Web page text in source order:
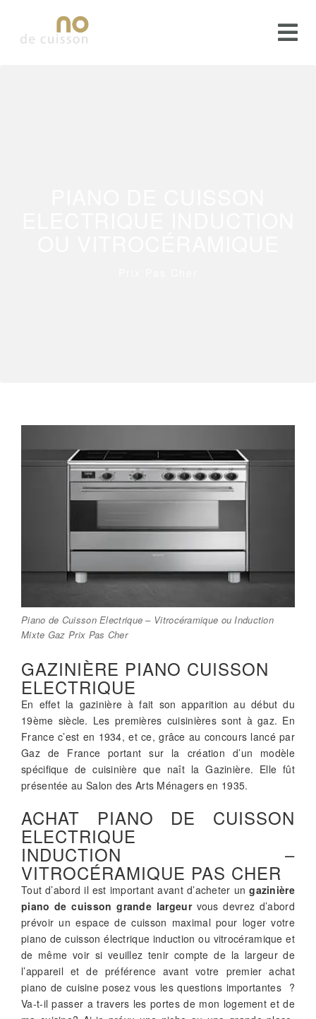
Piano de Cuisson Electrique – Vitrocéramique ou Induction
Mixte Gaz Prix Pas Cher
GAZINIÈRE PIANO CUISSON
ELECTRIQUE
En effet la gazinière à fait son apparition au début du
19ème siècle. Les premières cuisinières sont à gaz. En
France c’est en 1934, et ce, grâce au concours lancé par
Gaz de France portant sur la création d’un modèle
spécifique de cuisinière que naît la Gazinière. Elle fût
présentée au Salon des Arts Ménagers en 1935.
ACHAT PIANO DE CUISSON
ELECTRIQUE
INDUCTION –
VITROCÉRAMIQUE PAS CHER
Tout d’abord il est important avant d’acheter ungazinière
piano de cuisson grande largeurvous devrez d’abord
prévoir un espace de cuisson maximal pour loger votre
piano de cuisson électrique induction ou vitrocéramique et
de même voir si veuillez tenir compte de la largeur de
l’appareil et de préférence avant votre premier achat
piano de cuisine posez vous les questions importantes ?
Va-t-il passer a travers les portes de mon logement et de